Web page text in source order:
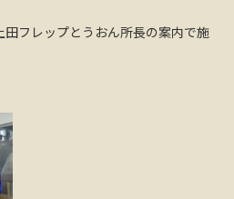
フレップとうおん所長の案内で施